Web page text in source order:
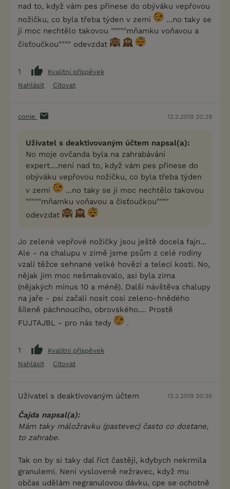
nad to, když vám pes přinese do obýváku vepřovou
nožičku, co byla třeba týden v zemi
...no taky se
jí moc nechtělo takovou """""mňamku voňavou a
čisťoučkou"""" odevzdat
1
Kvalitní příspěvek
Nahlásit
Citovat
conie 12.2.2019 20:29
Uživatel s deaktivovaným účtem napsal(a):
No moje ovčanda byla na zahrabávání
expert....není nad to, když vám pes přinese do
obýváku vepřovou nožičku, co byla třeba týden
v zemi
...no taky se jí moc nechtělo takovou
"""""mňamku voňavou a čisťoučkou""""
odevzdat
Jo zelené vepřové nožičky jsou ještě docela fajn...
Ale - na chalupu v zimě jsme psům z celé rodiny
vzali těžce sehnané velké hovězí a telecí kosti. No,
nějak jim moc nešmakovalo, asi byla zima
(nějakých minus 10 a méně). Další návštěva chalupy
na jaře - psi začali nosit cosi zeleno-hnědého
šíleně páchnoucího, obrovského.... Prostě
FUJTAJBL - pro nás tedy
.
1
Kvalitní příspěvek
Nahlásit
Citovat
Uživatel s deaktivovaným účtem 12.2.2019 20:35
Čajda napsal(a):
Mám taky máložravku (pastevec) často co dostane,
to zahrabe.
Tak on by si taky dal říct častěji, kdybych nekrmila
granulemi. Není vysloveně nežravec, když mu
občas udělám negranulovou dávku, cpe se ochotně